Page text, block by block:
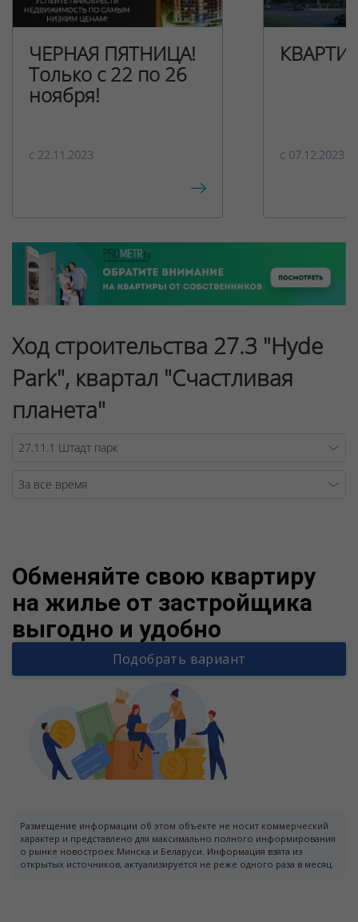
ЧЕРНАЯ ПЯТНИЦА!
Только с 22 по 26
ноября!
c 22.11.2023 c 07.12.2023
Ход строительства 27.3 "Hyde
Park", квартал "Счастливая
планета"
Обменяйте свою квартиру
на жилье от застройщика
выгодно и удобно
Подобрать вариант
Размещение информации об этом объекте не носит коммерческий
характер и представлено для максимально полного информирования
о рынке новостроек Минска и Беларуси. Информация взята из
открытых источников, актуализируется не реже одного раза в месяц.